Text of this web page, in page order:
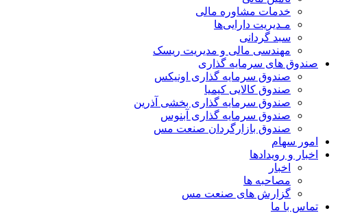
خدمات مشاوره مالی
مـدیریت دارایی‌ها
سبد گردانی
مهندسی مالی و مدیریت ریسک
صندوق های سرمایه گذاری
صندوق سرمایه گذاری اونیکس
صندوق کالایی کیمیا
صندوق سرمایه گذاری بخشی آذرین
صندوق سرمایه گذاری آبنوس
صندوق بازارگردان صنعت مس
امور سهام
اخبار و رویدادها
اخبار
مصاحبه ها
گزارش های صنعت مس
تماس با ما